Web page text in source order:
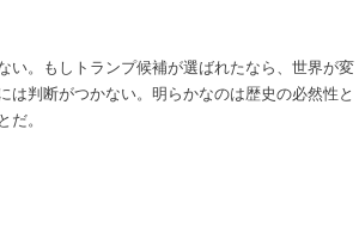
い。もしトランプ候補が選ばれたなら、世界が変
判断がつかない。明らかなのは歴史の必然性と
。